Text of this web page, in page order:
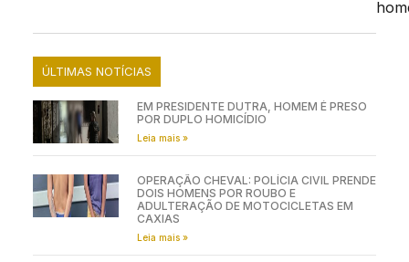
ÚLTIMAS NOTÍCIAS
EM PRESIDENTE DUTRA, HOMEM É PRESO
POR DUPLO HOMICÍDIO
Leia mais »
OPERAÇÃO CHEVAL: POLÍCIA CIVIL PRENDE
DOIS HOMENS POR ROUBO E
ADULTERAÇÃO DE MOTOCICLETAS EM
CAXIAS
Leia mais »